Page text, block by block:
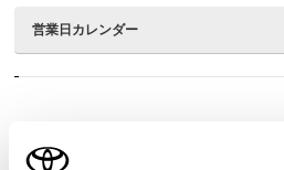
営業日カレンダー